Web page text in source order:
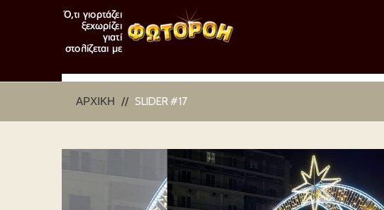
ΑΡΧΙΚΉ SLIDER #17